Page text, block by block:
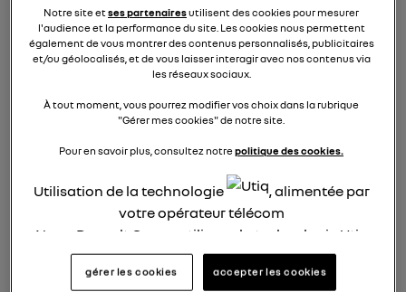
michel38
0like
Le8 août 2026à18:14
camera avant ou radar avant
Bonjour j'ai fais une erreur sur la commande
ma clio 6 fullhybride. et j'aimerai pouvoir faire
avant est ce possible Merci
lire les 3 réponses répondre
Notre site etses partenairesutilisent des cookies pour mesurer
l'audience et la performance du site. Les cookies nous permettent
également de vous montrer des contenus personnalisés, publicitaires
et/ou géolocalisés, et de vous laisser interagir avec nos contenus via
les réseaux sociaux.
À tout moment, vous pourrez modifier vos choix dans la rubrique
"Gérer mes cookies" de notre site.
Pour en savoir plus, consultez notrepolitique des cookies.
Utilisation de la technologie
, alimentée par
votre opérateur télécom
Nous, Renault Group, utilisons la technologie Utiq
pour nos activités digitales (telles que décrites
dans cette notice de consentement) et liées à
gérer les cookies accepter les cookies